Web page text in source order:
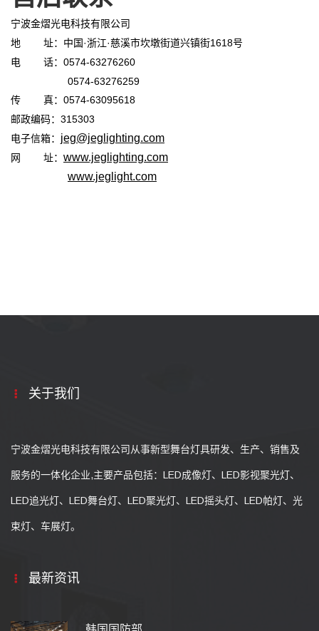
宁波金熠光电科技有限公司
地
址：中国 ·浙江·慈溪市坎墩街道兴镇街1618号
电
话： 0574-63276260
0574-63276259
传 真： 0574-63095618
邮政编码： 315303
电子信箱： jeg@jeglighting.com
网 址： www.jeglighting.com
www.jeglight.com
关于我们
宁波金熠光电科技有限公司从事新型舞台灯具研发、生产、销售及
服务的一体化企业,主要产品包括：LED成像灯、LED影视聚光灯、
LED追光灯、LED舞台灯、LED聚光灯、LED摇头灯、LED帕灯、光
束灯、车展灯。
最新资讯